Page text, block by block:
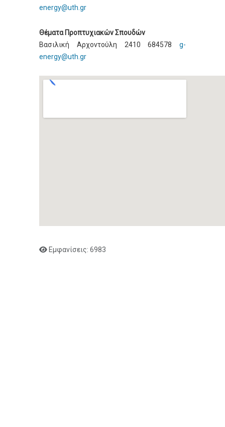
energy@uth.gr
Θέματα Προπτυχιακών Σπουδών
Βασιλική Αρχοντούλη 2410 684578 g-
energy@uth.gr
Εμφανίσεις: 6983